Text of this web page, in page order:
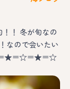
！！ 冬が旬なの
なので会いたい
＝★＝☆＝★＝☆